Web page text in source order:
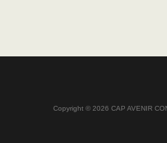
Copyright © 2026 CAP AVENIR